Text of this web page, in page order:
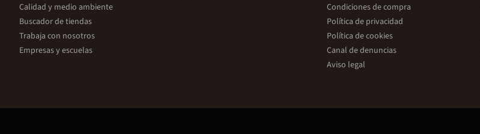
Calidad y medio ambiente
Buscador de tiendas
Trabaja con nosotros
Empresas y escuelas
Condiciones de compra
Política de privacidad
Política de cookies
Canal de denuncias
Aviso legal